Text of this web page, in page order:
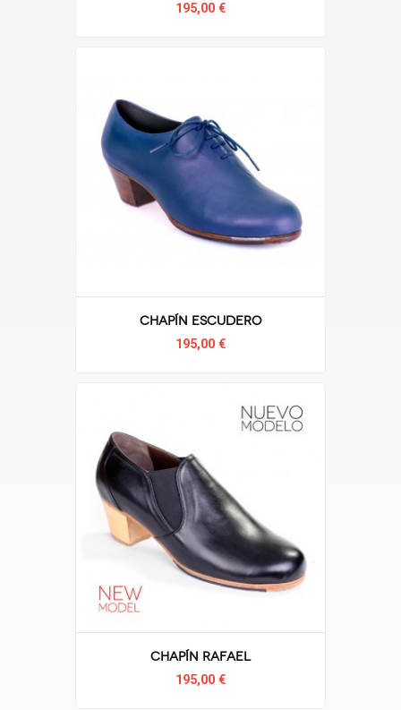
195,00 €
Chapín Escudero
195,00 €
Chapín Rafael
195,00 €